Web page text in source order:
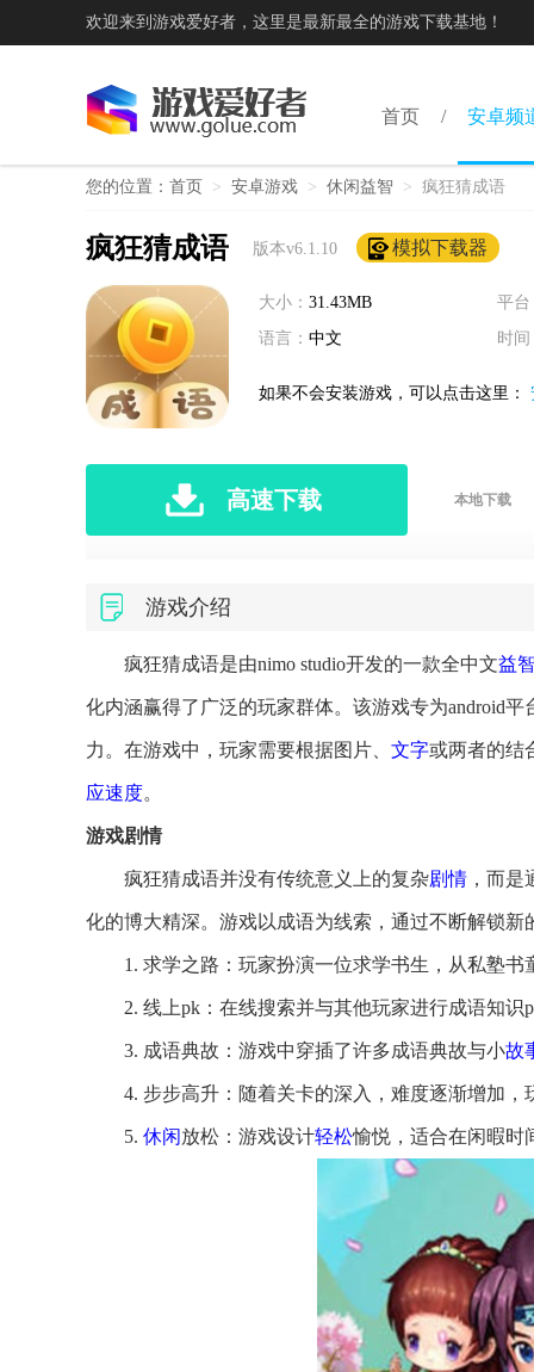
欢迎来到游戏爱好者，这里是最新最全的游戏下载基地！
首页 安卓频
您的位置： 首页 > 安卓游戏 > 休闲益智 > 疯狂猜成语
疯狂猜成语 版本v6.1.10 模拟下载器
大小： 31.43MB
平台
语言： 中文 时间
如果不会安装游戏，可以点击这里：
高速下载 本地下载
游戏介绍
疯狂猜成语是由nimo studio开发的一款全中文益
化内涵赢得了广泛的玩家群体。该游戏专为android平
力。在游戏中，玩家需要根据图片、 文字或两者的结
应速度。
游戏剧情
疯狂猜成语并没有传统意义上的复杂剧情 ，而
化的博大精深。游戏以成语为线索，通过不断解锁
1. 求学之路：玩家扮演一位求学书生，从私塾书
2. 线上pk：在线搜索并与其他玩家进行成语知
3. 成语典故：游戏中穿插了许多成语典故与小故
4. 步步高升：随着关卡的深入，难度逐渐增加
5. 休闲放松：游戏设计轻松愉悦，适合在闲暇时